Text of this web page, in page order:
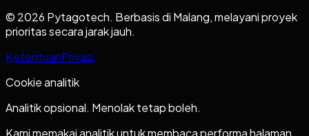
© 2026 Pytagotech. Berbasis di Malang, melayani proyek
prioritas secara jarak jauh.
KetentuanPrivasi
Cookie analitik
Analitik opsional. Menolak tetap boleh.
Kami memakai analitik untuk membaca performa halaman